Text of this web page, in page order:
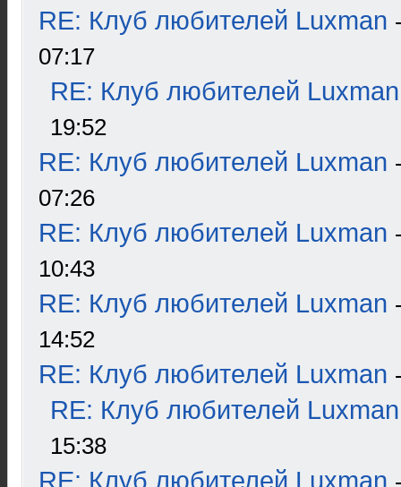
RE: Клуб любителей Luxman
07:17
RE: Клуб любителей Luxman
19:52
RE: Клуб любителей Luxman
07:26
RE: Клуб любителей Luxman
10:43
RE: Клуб любителей Luxman
14:52
RE: Клуб любителей Luxman
RE: Клуб любителей Luxman
15:38
RE: Клуб любителей Luxman